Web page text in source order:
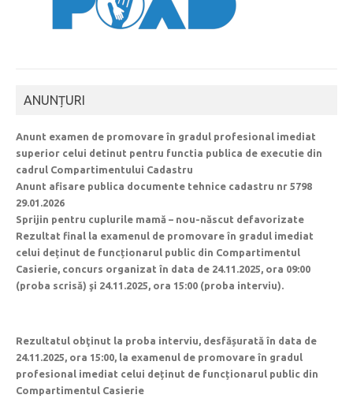
ANUNȚURI
Anunt examen de promovare în gradul profesional imediat
superior celui detinut pentru functia publica de executie din
cadrul Compartimentului Cadastru
Anunt afisare publica documente tehnice cadastru nr 5798
29.01.2026
Sprijin pentru cuplurile mamă – nou-născut defavorizate
Rezultat final la examenul de promovare în gradul imediat
celui deținut de funcționarul public din Compartimentul
Casierie, concurs organizat în data de 24.11.2025, ora 09:00
(proba scrisă) şi 24.11.2025, ora 15:00 (proba interviu).
Rezultatul obţinut la proba interviu, desfășurată în data de
24.11.2025, ora 15:00, la examenul de promovare în gradul
profesional imediat celui deținut de funcționarul public din
Compartimentul Casierie